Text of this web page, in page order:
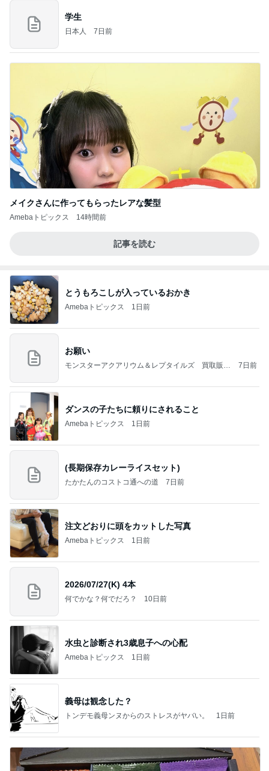
学生
日本人 7日前
メイクさんに作ってもらったレアな髪型
Amebaトピックス 14時間前
記事を読む
とうもろこしが入っているおかき
Amebaトピックス 1日前
お願い
モンスターアクアリウム＆レプタイルズ 買取販売
7日前
ダンスの子たちに頼りにされること
Amebaトピックス 1日前
(長期保存カレーライスセット)
たかたんのコストコ通への道 7日前
注文どおりに頭をカットした写真
Amebaトピックス 1日前
2026/07/27(K) 4本
何でかな？何でだろ？ 10日前
水虫と診断され3歳息子への心配
Amebaトピックス 1日前
義母は観念した？
トンデモ義母ンヌからのストレスがヤバい。 1日前